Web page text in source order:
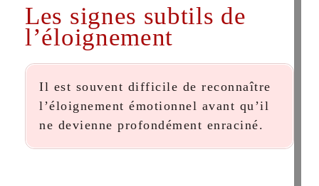
Les signes subtils de
l’éloignement
Il est souvent difficile de reconnaître
l’éloignement émotionnel avant qu’il
ne devienne profondément enraciné.